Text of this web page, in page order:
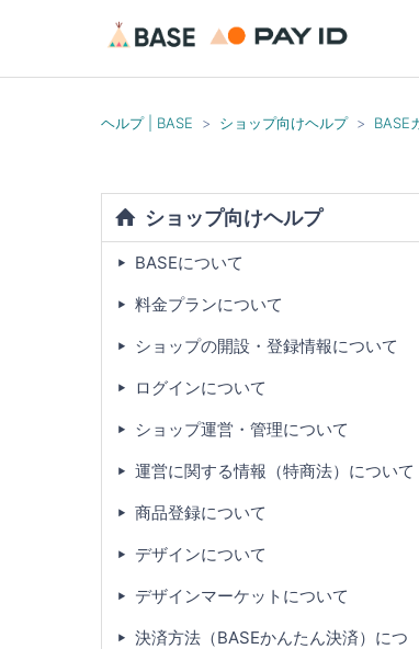
ヘルプ | BASE ショップ向けヘルプ BASE
ショップ向けヘルプ
BASEについて
料金プランについて
ショップの開設・登録情報について
ログインについて
ショップ運営・管理について
運営に関する情報（特商法）について
商品登録について
デザインについて
デザインマーケットについて
決済方法（BASEかんたん決済）につ